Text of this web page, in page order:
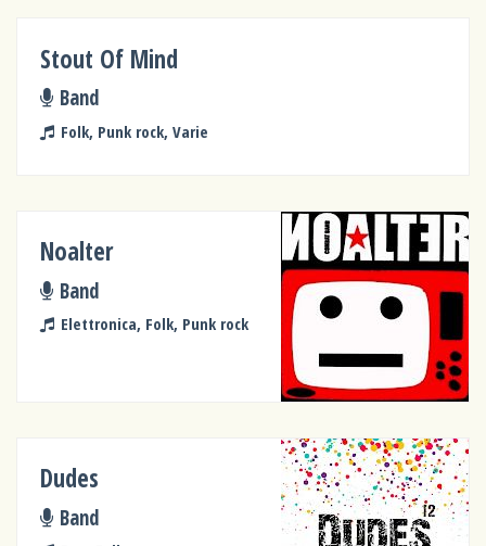
Stout Of Mind
Band
Folk, Punk rock, Varie
Noalter
Band
Elettronica, Folk, Punk rock
Dudes
Band